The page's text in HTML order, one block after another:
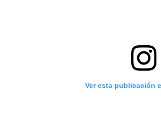
Ver esta publicación